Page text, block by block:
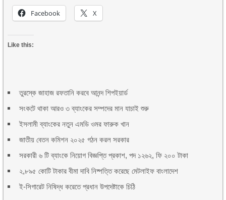
Facebook X
Like this:
তুরস্কে জাহাজ রফতানি করবে আনন্দ শিপইয়ার্ড
সংকটে থাকা আরও ৩ ব্যাংকের সম্পদের মান যাচাই শুরু
ইসলামী ব্যাংকের নতুন এমডি ওমর ফারুক খান
জাতীয় বেতন কমিশন ২০২৫ গঠন করল সরকার
সরকারী ৬ টি ব্যাংকে নিয়োগ বিজ্ঞপ্তি প্রকাশ, পদ ১২৬২, ফি ২০০ টাকা
২,৮৯৫ কোটি টাকার বীমা দাবি নিষ্পত্তি করেছে মেটলাইফ বাংলাদেশ
ই-সিগারেট নিষিদ্ধ করেতে প্রধান উপদেষ্টাকে চিঠি